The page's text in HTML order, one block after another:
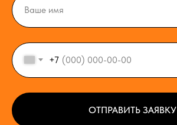
+7
ОТПРАВИТЬ ЗАЯВКУ